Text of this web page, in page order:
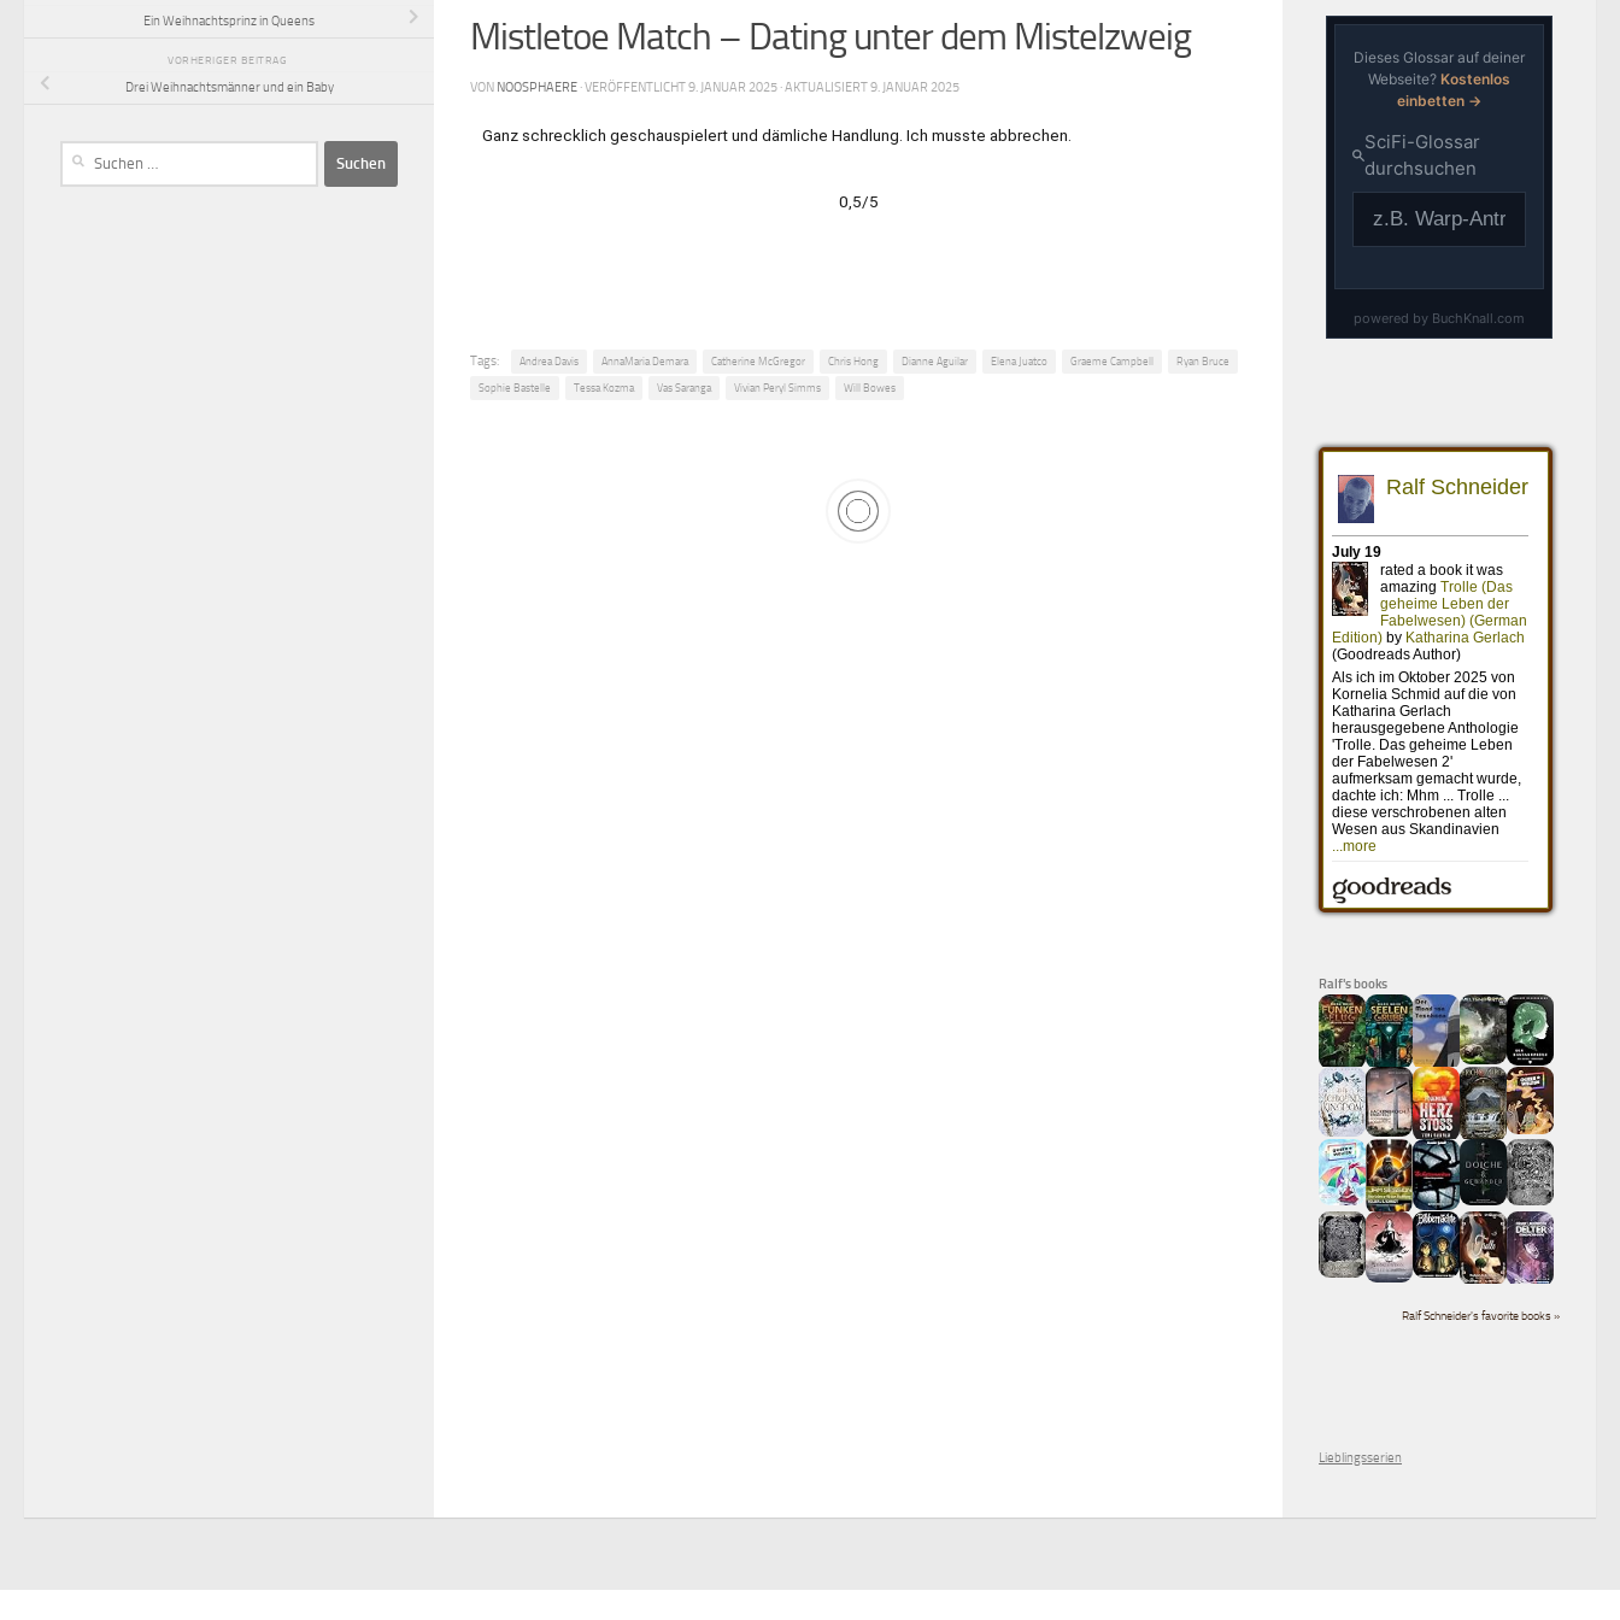
Mistletoe Match – Dating unter dem Mistelzweig
VON NOOSPHAERE · VERÖFFENTLICHT9. JANUAR 2025 · AKTUALISIERT9. JANUAR 2025
Ganz schrecklich geschauspielert und dämliche Handlung. Ich musste abbrechen.
0,5/5
Tags: Andrea Davis AnnaMaria Demara Catherine McGregor Chris Hong Dianne Aguilar Elena Juatco Graeme Campbell Ryan Bruce
Sophie Bastelle Tessa Kozma Vas Saranga Vivian Peryl Simms Will Bowes
Ein Weihnachtsprinz in Queens
VORHERIGER BEITRAG
Drei Weihnachtsmänner und ein Baby
Ralf's books
Ralf Schneider's favorite books »
Lieblingsserien